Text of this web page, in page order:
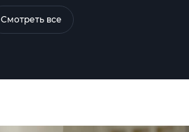
Смотреть все